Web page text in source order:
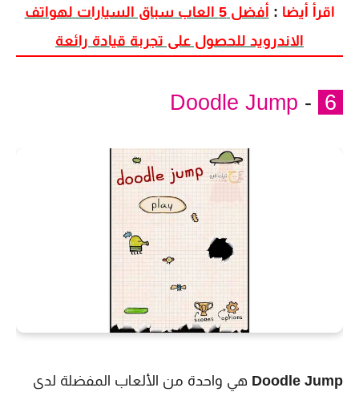
اقرأ أيضا :
أفضل 5 العاب سباق السيارات لهواتف
الاندرويد للحصول على تجربة قيادة رائعة
-
Doodle Jump
Doodle Jump هي واحدة من الألعاب المفضلة لدى